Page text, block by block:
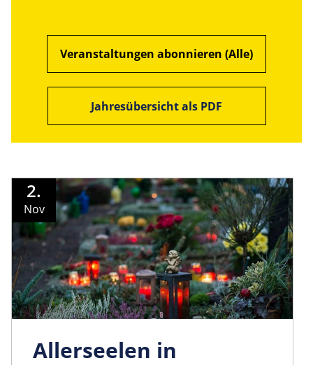
Veranstaltungen abonnieren (Alle)
Jahresübersicht als PDF
2.
Nov
Allerseelen in